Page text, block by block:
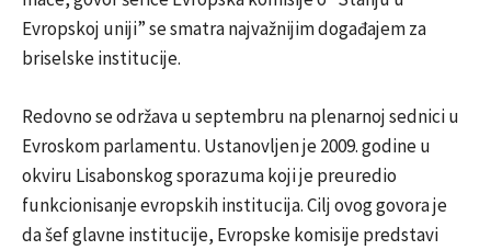
Evropskoj uniji” se smatra najvažnijim događajem za
briselske institucije.
Redovno se održava u septembru na plenarnoj sednici u
Evroskom parlamentu. Ustanovljen je 2009. godine u
okviru Lisabonskog sporazuma koji je preuredio
funkcionisanje evropskih institucija. Cilj ovog govora je
da šef glavne institucije, Evropske komisije predstavi